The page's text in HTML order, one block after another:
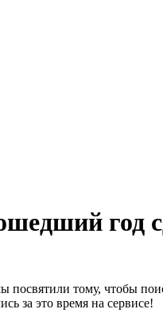
год
посвятили тому, чтобы
за это время на сервисе!